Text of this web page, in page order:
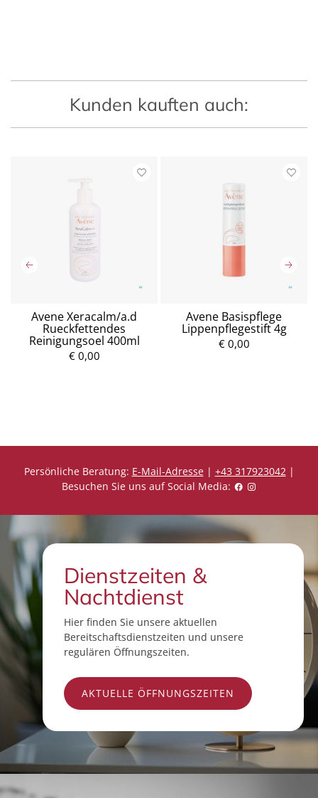
Kunden kauften auch:
Avene Xeracalm/a.d
Rueckfettendes
Reinigungsoel 400ml
€ 0,00
Avene Basispflege
Lippenpflegestift 4g
€ 0,00
Persönliche Beratung: E-Mail-Adresse| +43 317923042|
Besuchen Sie uns auf Social Media:
Dienstzeiten &
Nachtdienst
Hier finden Sie unsere aktuellen
Bereitschaftsdienstzeiten und unsere
regulären Öffnungszeiten.
AKTUELLE ÖFFNUNGSZEITEN